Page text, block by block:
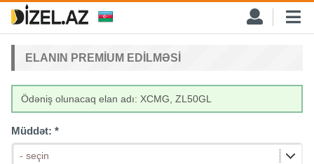
ELANIN PREMIUM EDILMƏSI
Ödəniş olunacaq elan adı: XCMG, ZL50GL
Müddət: *
- seçin